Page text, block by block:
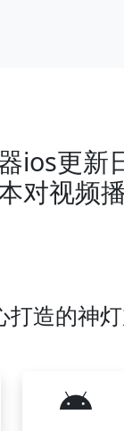
ios更新
对视频
打造的神